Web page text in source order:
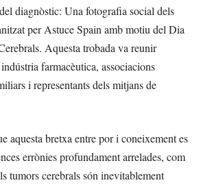
diagnòstic: Una fotografia social dels
per Astuce Spain amb motiu del Dia
Aquesta trobada va reunir
farmacèutica, associacions
i representants dels mitjans de
aquesta bretxa entre por i coneixement es
errònies profundament arrelades, com
tumors cerebrals són inevitablement